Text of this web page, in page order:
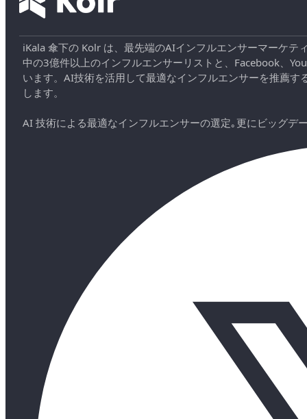
iKala 傘下の Kolr は、最先端のAIインフルエンサーマーケ
中の3億件以上のインフルエンサーリストと、Facebook、
います。AI技術を活用して最適なインフルエンサーを推薦
します。
AI 技術による最適なインフルエンサーの選定｡更にビッグデ